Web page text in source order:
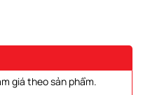
giá theo sản phẩm.